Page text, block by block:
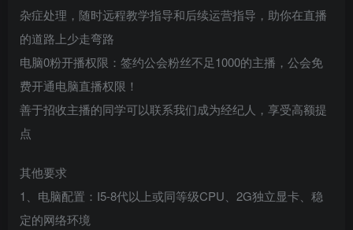
杂症处理，随时远程教学指导和后续运营指导，助你在直播
的道路上少走弯路
电脑0粉开播权限：签约公会粉丝不足1000的主播，公会免
费开通电脑直播权限！
善于招收主播的同学可以联系我们成为经纪人，享受高额提
点
其他要求
1、电脑配置：I5-8代以上或同等级CPU、2G独立显卡、稳
定的网络环境